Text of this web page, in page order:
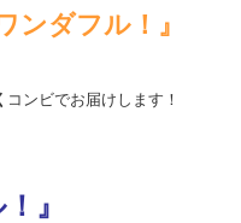
ンダフル！』
コンビでお届けします！
！』